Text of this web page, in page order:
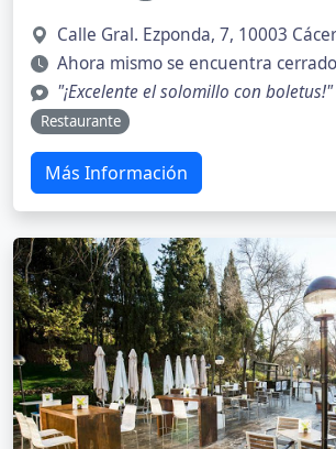
Calle Gral. Ezponda, 7, 10003
Ahora mismo se encuentra
"¡Excelente el solomillo con boletus!"
Restaurante
Más Información